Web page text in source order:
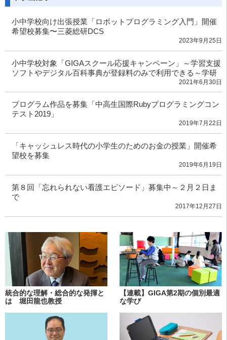
小中学校向け出張授業「ロボットプログラミング入門」開催
希望校募集〜三菱総研DCS
2023年9月25日
小中学校対象「GIGAスクール応援キャンペーン」～学習支援
ソフトやデジタル百科事典が登録料のみで利用できる～学研
2021年6月30日
プログラム作品を募集「中高生国際Rubyプログラミングコン
テスト2019」
2019年7月22日
「キャッシュレス時代の小学生のためのお金の授業」開催希
望校を募集
2019年6月19日
第８回「忘れられない看護エピソード」募集中～２月２日ま
で
2017年12月27日
統合的な理解・総合的な発揮と
は 堀田龍也教授
【連載】GIGA第2期の個別最適
な学び